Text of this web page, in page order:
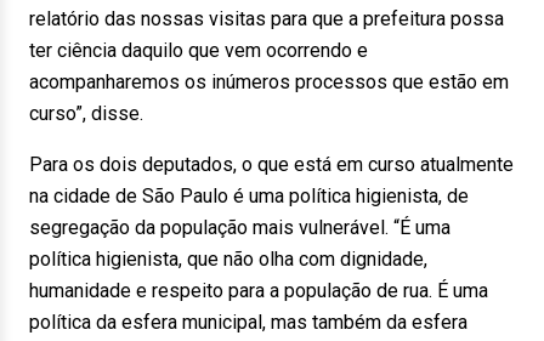
relatório das nossas visitas para que a prefeitura possa
ter ciência daquilo que vem ocorrendo e
acompanharemos os inúmeros processos que estão em
curso”, disse.
Para os dois deputados, o que está em curso atualmente
na cidade de São Paulo é uma política higienista, de
segregação da população mais vulnerável. “É uma
política higienista, que não olha com dignidade,
humanidade e respeito para a população de rua. É uma
política da esfera municipal, mas também da esfera